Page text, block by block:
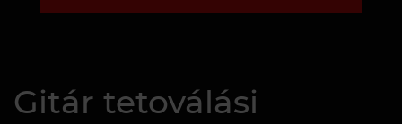
Gitár tetoválási